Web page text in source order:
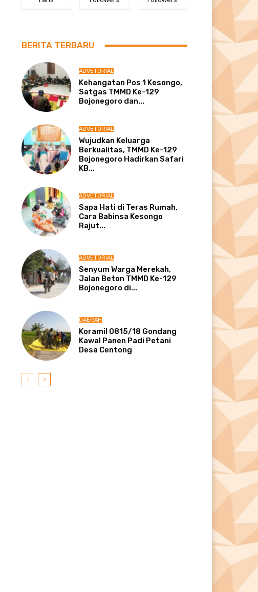
BERITA TERBARU
ADVETORIAL
Kehangatan Pos 1 Kesongo,
Satgas TMMD Ke-129
Bojonegoro dan...
ADVETORIAL
Wujudkan Keluarga
Berkualitas, TMMD Ke-129
Bojonegoro Hadirkan Safari
KB...
ADVETORIAL
Sapa Hati di Teras Rumah,
Cara Babinsa Kesongo
Rajut...
ADVETORIAL
Senyum Warga Merekah,
Jalan Beton TMMD Ke-129
Bojonegoro di...
DAERAH
Koramil 0815/18 Gondang
Kawal Panen Padi Petani
Desa Centong